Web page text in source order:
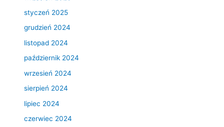
styczeń 2025
grudzień 2024
listopad 2024
październik 2024
wrzesień 2024
sierpień 2024
lipiec 2024
czerwiec 2024